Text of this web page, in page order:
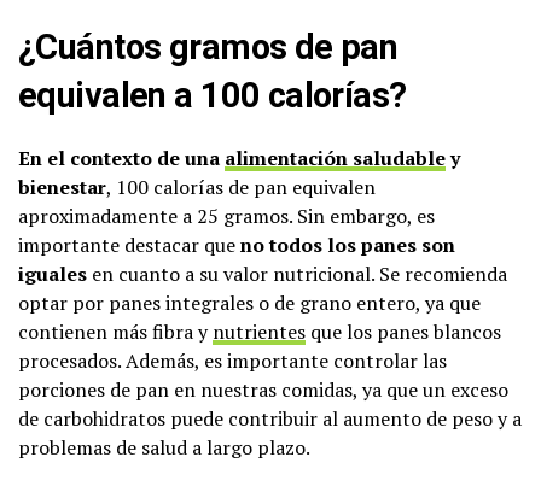
¿Cuántos gramos de pan
equivalen a 100 calorías?
En el contexto de una alimentación saludabley
bienestar, 100 calorías de pan equivalen
aproximadamente a 25 gramos. Sin embargo, es
importante destacar queno todos los panes son
iguales en cuanto a su valor nutricional. Se recomienda
optar por panes integrales o de grano entero, ya que
contienen más fibra ynutrientes que los panes blancos
procesados. Además, es importante controlar las
porciones de pan en nuestras comidas, ya que un exceso
de carbohidratos puede contribuir al aumento de peso y a
problemas de salud a largo plazo.